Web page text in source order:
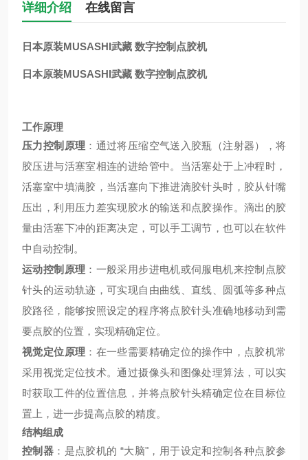
详细介绍 在线留言
日本原装MUSASHI武藏 数字控制点胶机
日本原装MUSASHI武藏 数字控制点胶机
工作原理
压力控制原理 ：通过将压缩空气送入胶瓶（注射器），将
胶压进与活塞室相连的进给管中。当活塞处于上冲程时，
活塞室中填满胶，当活塞向下推进滴胶针头时，胶从针嘴
压出，利用压力差实现胶水的输送和点胶操作。滴出的胶
量由活塞下冲的距离决定，可以手工调节，也可以在软件
中自动控制。
运动控制原理 ：一般采用步进电机或伺服电机来控制点胶
针头的运动轨迹，可实现自由曲线、直线、圆弧等多种点
胶路径，能够按照设定的程序将点胶针头准确地移动到需
要点胶的位置，实现精确定位。
视觉定位原理 ：在一些需要精确定位的操作中，点胶机常
采用视觉定位技术。通过摄像头和图像处理算法，可以实
时获取工件的位置信息，并将点胶针头精确定位在目标位
置上，进一步提高点胶的精度。
结构组成
控制器 ：是点胶机的 “大脑"，用于设定和控制各种点胶参